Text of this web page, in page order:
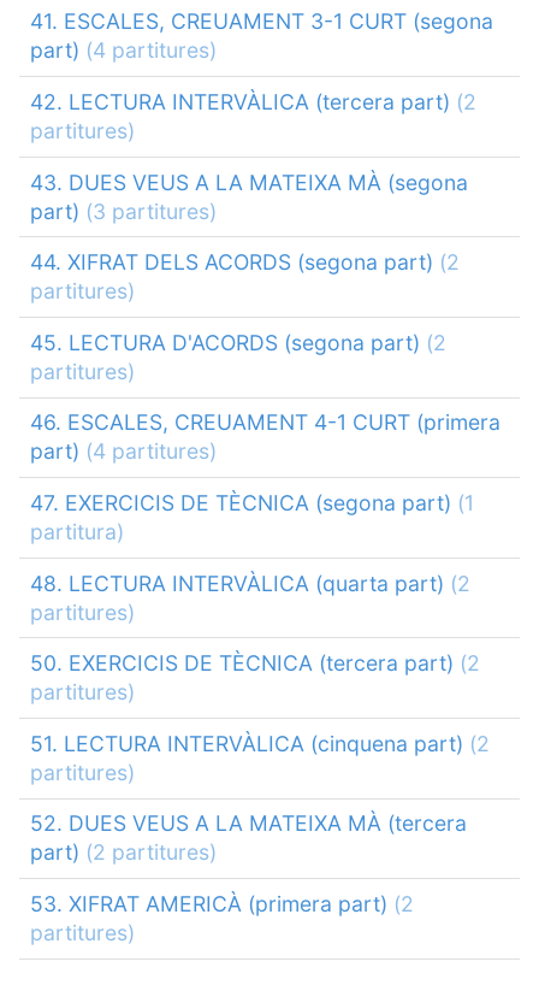
41. ESCALES, CREUAMENT 3-1 CURT (segona
part) (4 partitures)
42. LECTURA INTERVÀLICA (tercera part) (2
partitures)
43. DUES VEUS A LA MATEIXA MÀ (segona
part) (3 partitures)
44. XIFRAT DELS ACORDS (segona part) (2
partitures)
45. LECTURA D'ACORDS (segona part) (2
partitures)
46. ESCALES, CREUAMENT 4-1 CURT (primera
part) (4 partitures)
47. EXERCICIS DE TÈCNICA (segona part) (1
partitura)
48. LECTURA INTERVÀLICA (quarta part) (2
partitures)
50. EXERCICIS DE TÈCNICA (tercera part) (2
partitures)
51. LECTURA INTERVÀLICA (cinquena part) (2
partitures)
52. DUES VEUS A LA MATEIXA MÀ (tercera
part) (2 partitures)
53. XIFRAT AMERICÀ (primera part) (2
partitures)